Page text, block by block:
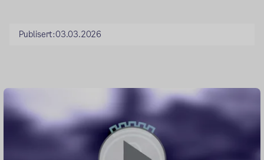
Publisert:03.03.2026